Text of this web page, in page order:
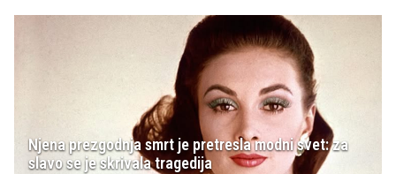
Njena prezgodnja smrt je pretresla modni svet: za
slavo se je skrivala tragedija